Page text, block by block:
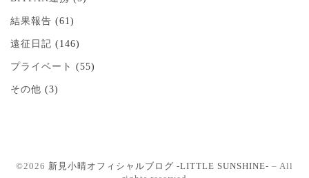
結果報告 (61)
遠征日記 (146)
プライベート (55)
その他 (3)
©2026 新見小晴オフィシャルブログ -LITTLE SUNSHINE- – All